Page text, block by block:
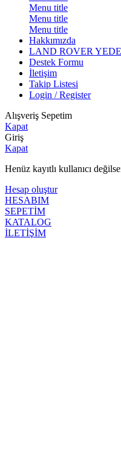
Menu title
Menu title
Menu title
Hakkımızda
LAND ROVER
Destek Formu
İletişim
Takip Listesi
Login / Register
Alışveriş Sepetim
Kapat
Giriş
Kapat
Henüz kayıtlı kullanıcı
Hesap oluştur
HESABIM
SEPETİM
KATALOG
İLETİŞİM